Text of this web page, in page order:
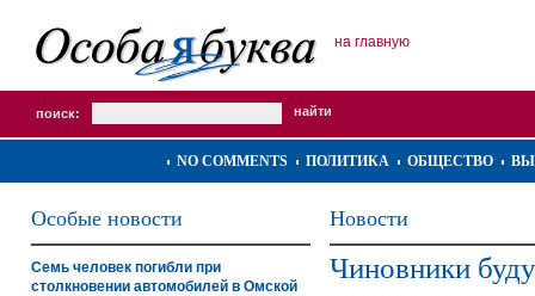
на главную
поиск:
NO COMMENTS ПОЛИТИКА ОБЩЕСТВО
Особые новости
Семь человек погибли при
столкновении автомобилей в Омской
Новости
Чиновники